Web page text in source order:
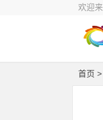
欢迎
首页 >